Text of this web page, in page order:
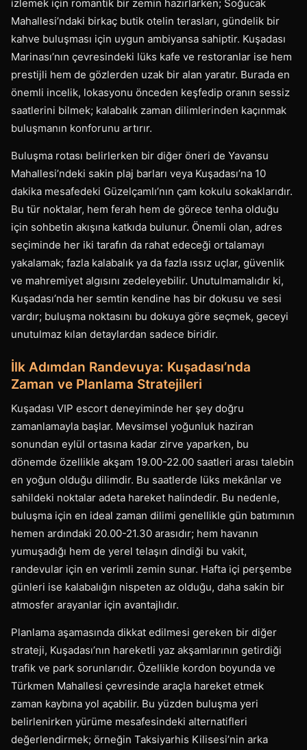
izlemek için romantik bir zemin hazırlarken; Soğucak
Mahallesi’ndaki birkaç butik otelin terasları, gündelik bir
kahve buluşması için uygun ambiyansa sahiptir. Kuşadası
Marinası’nın çevresindeki lüks kafe ve restoranlar ise hem
prestijli hem de gözlerden uzak bir alan yaratır. Burada en
önemli incelik, lokasyonu önceden keşfedip oranın sessiz
saatlerini bilmek; kalabalık zaman dilimlerinden kaçınmak
buluşmanın konforunu artırır.
Buluşma rotası belirlerken bir diğer öneri de Yavansu
Mahallesi’ndeki sakin plaj barları veya Kuşadası’na 10
dakika mesafedeki Güzelçamlı’nın çam kokulu sokaklarıdır.
Bu tür noktalar, hem ferah hem de görece tenha olduğu
için sohbetin akışına katkıda bulunur. Önemli olan, adres
seçiminde her iki tarafın da rahat edeceği ortalamayı
yakalamak; fazla kalabalık ya da fazla ıssız uçlar, güvenlik
ve mahremiyet algısını zedeleyebilir. Unutulmamalıdır ki,
Kuşadası’nda her semtin kendine has bir dokusu ve sesi
vardır; buluşma noktasını bu dokuya göre seçmek, geceyi
unutulmaz kılan detaylardan sadece biridir.
İlk Adımdan Randevuya: Kuşadası’nda
Zaman ve Planlama Stratejileri
Kuşadası VIP escort deneyiminde her şey doğru
zamanlamayla başlar. Mevsimsel yoğunluk haziran
sonundan eylül ortasına kadar zirve yaparken, bu
dönemde özellikle akşam 19.00-22.00 saatleri arası talebin
en yoğun olduğu dilimdir. Bu saatlerde lüks mekânlar ve
sahildeki noktalar adeta hareket halindedir. Bu nedenle,
buluşma için en ideal zaman dilimi genellikle gün batımının
hemen ardındaki 20.00-21.30 arasıdır; hem havanın
yumuşadığı hem de yerel telaşın dindiği bu vakit,
randevular için en verimli zemin sunar. Hafta içi perşembe
günleri ise kalabalığın nispeten az olduğu, daha sakin bir
atmosfer arayanlar için avantajlıdır.
Planlama aşamasında dikkat edilmesi gereken bir diğer
strateji, Kuşadası’nın hareketli yaz akşamlarının getirdiği
trafik ve park sorunlarıdır. Özellikle kordon boyunda ve
Türkmen Mahallesi çevresinde araçla hareket etmek
zaman kaybına yol açabilir. Bu yüzden buluşma yeri
belirlenirken yürüme mesafesindeki alternatifleri
değerlendirmek; örneğin Taksiyarhis Kilisesi’nin arka